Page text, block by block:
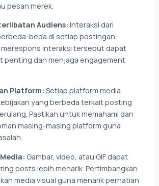
pesan merek.
Audiens:Interaksi dari
beda di setiap postingan.
interaksi tersebut dapat
penting dan menjaga engagement
Platform:Setiap platform media
yang berbeda terkait posting
Pastikan untuk memahami dan
masing-masing platform guna
Gambar, video, atau GIF dapat
posts lebih menarik. Pertimbangkan
media visual guna menarik perhatian